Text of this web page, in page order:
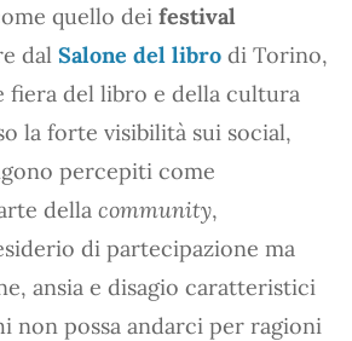
quello dei festival
dal Salone del libro di Torino,
fiera del libro e della cultura
la forte visibilità sui social,
percepiti come
della community,
di partecipazione ma
ansia e disagio caratteristici
non possa andarci per ragioni